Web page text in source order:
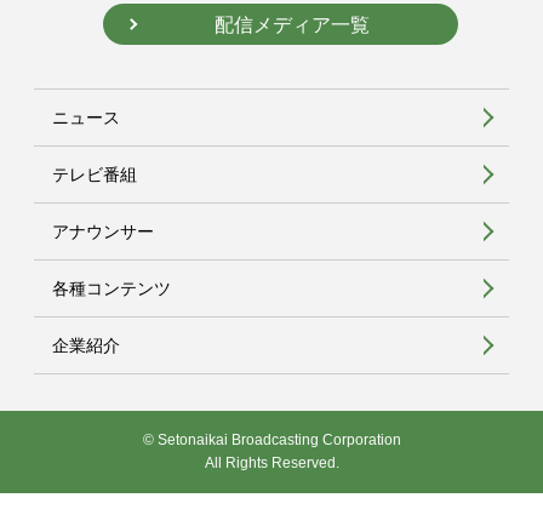
配信メディア一覧
ニュース
テレビ番組
アナウンサー
各種コンテンツ
企業紹介
© Setonaikai Broadcasting Corporation
All Rights Reserved.